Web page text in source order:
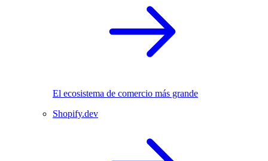
El ecosistema de comercio más grande
Shopify.dev